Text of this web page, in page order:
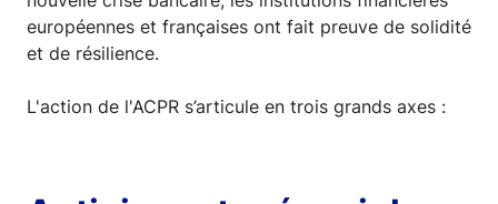
européennes et françaises ont fait preuve de solidité
et de résilience.
L'action de l'ACPR s’articule en trois grands axes :